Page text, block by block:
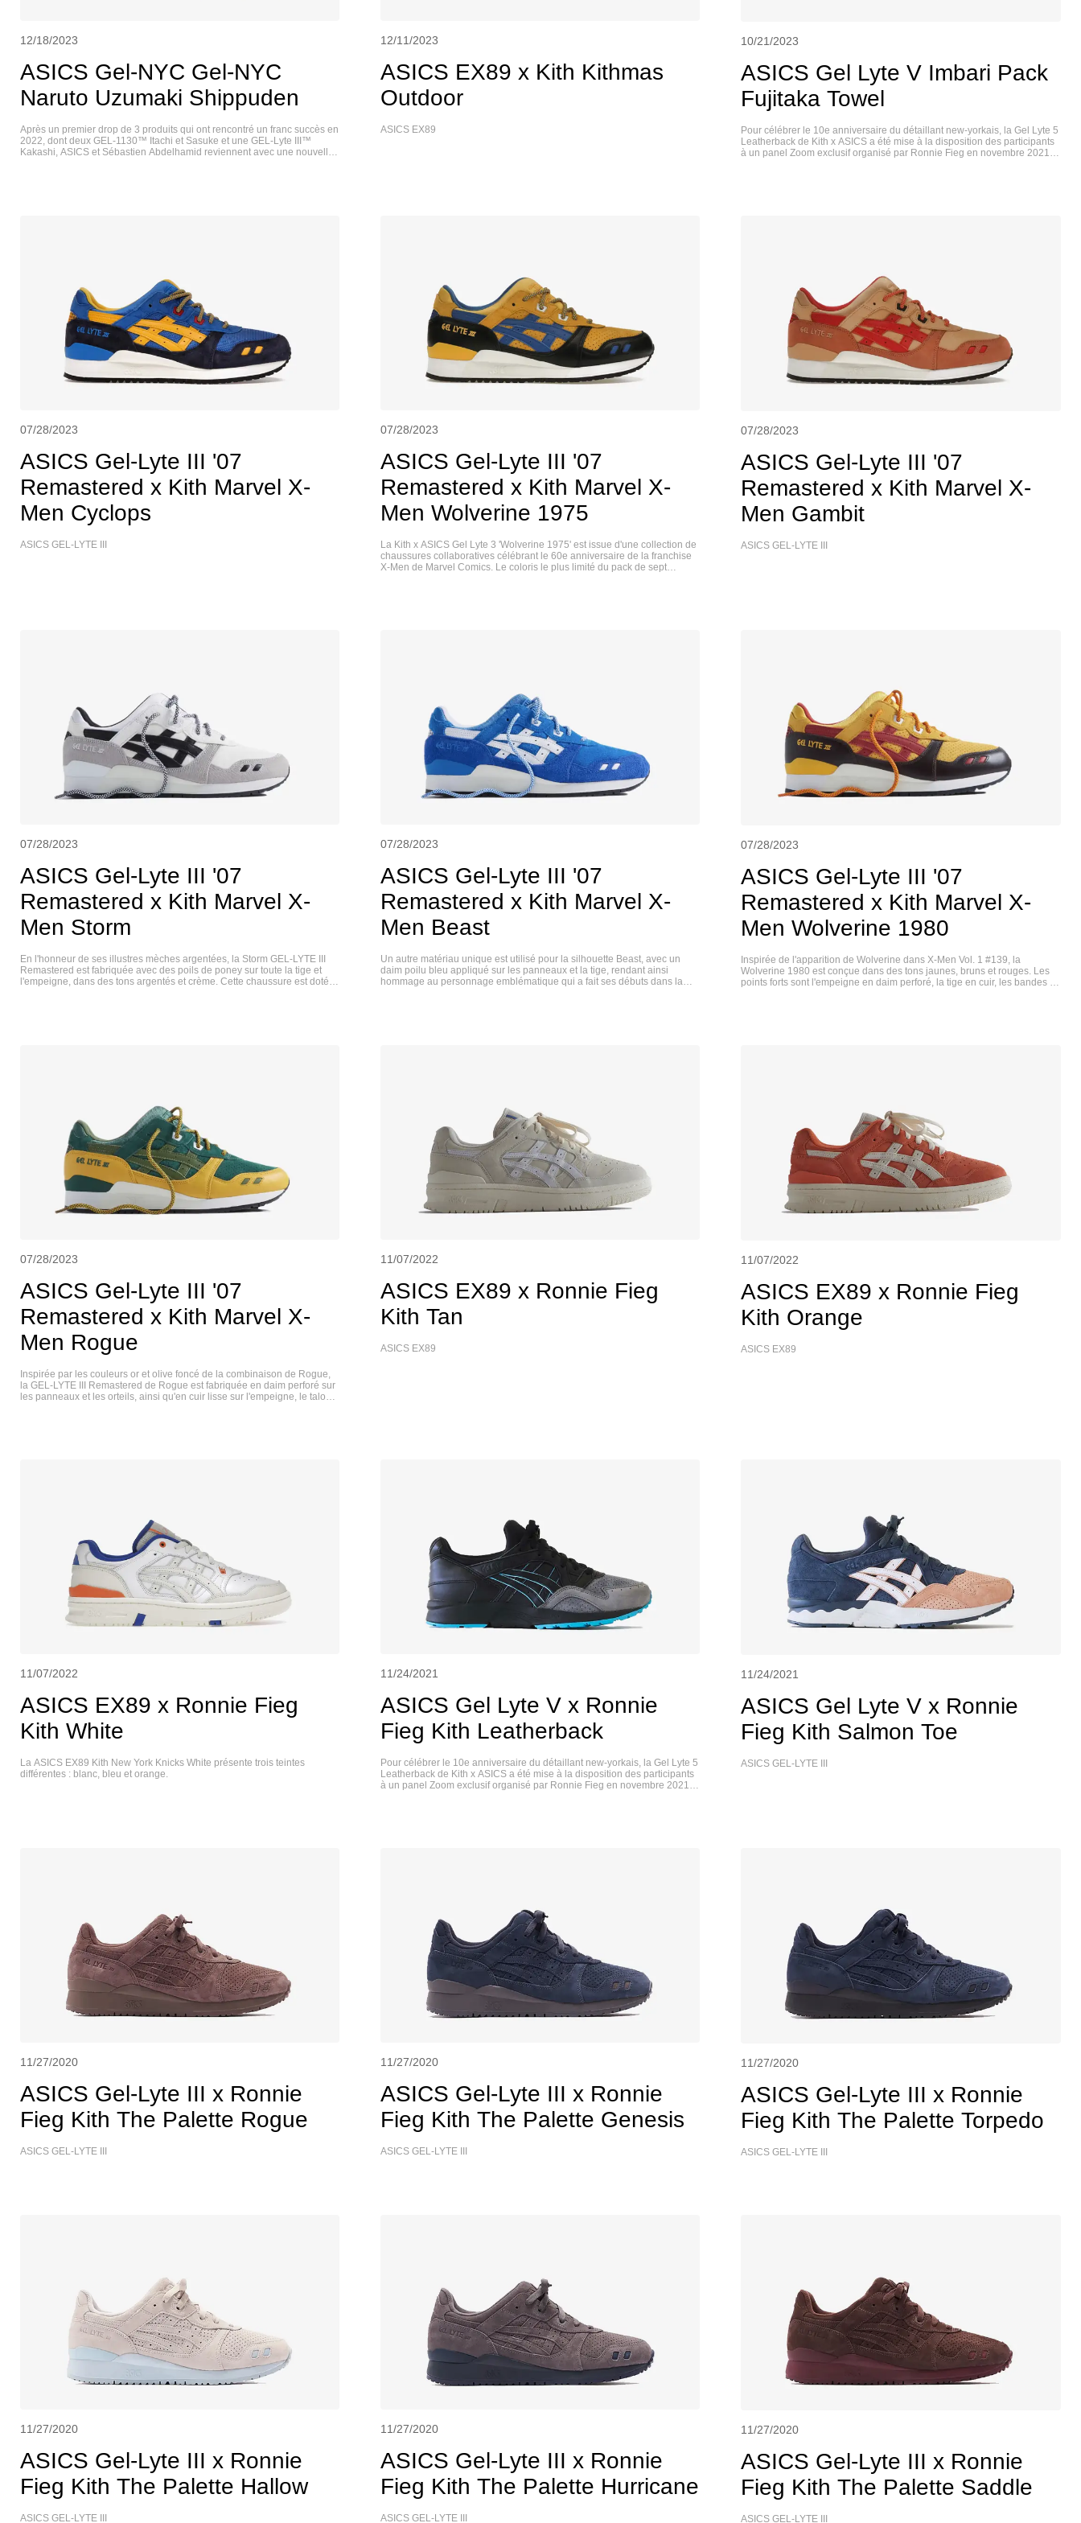
12/18/2023
ASICS Gel-NYC Gel-NYC
Naruto Uzumaki Shippuden
Après un premier drop de 3 produits qui ont rencontré un franc succès en
2022, dont deux GEL-1130™ Itachi et Sasuke et une GEL-Lyte III™
Kakashi, ASICS et Sébastien Abdelhamid reviennent avec une nouvelle
12/11/2023
ASICS EX89 x Kith Kithmas
Outdoor
ASICS EX89
10/21/2023
ASICS Gel Lyte V Imbari Pack
Fujitaka Towel
Pour célébrer le 10e anniversaire du détaillant new-yorkais, la Gel Lyte 5
Leatherback de Kith x ASICS a été mise à la disposition des participants
à un panel Zoom exclusif organisé par Ronnie Fieg en novembre 2021,
07/28/2023
ASICS Gel-Lyte III '07
Remastered x Kith Marvel X-
Men Cyclops
ASICS GEL-LYTE III
07/28/2023
ASICS Gel-Lyte III '07
Remastered x Kith Marvel X-
Men Wolverine 1975
La Kith x ASICS Gel Lyte 3 'Wolverine 1975' est issue d'une collection de
chaussures collaboratives célébrant le 60e anniversaire de la franchise
X-Men de Marvel Comics. Le coloris le plus limité du pack de sept
07/28/2023
ASICS Gel-Lyte III '07
Remastered x Kith Marvel X-
Men Gambit
ASICS GEL-LYTE III
07/28/2023
ASICS Gel-Lyte III '07
Remastered x Kith Marvel X-
Men Storm
En l'honneur de ses illustres mèches argentées, la Storm GEL-LYTE III
Remastered est fabriquée avec des poils de poney sur toute la tige et
l'empeigne, dans des tons argentés et crème. Cette chaussure est dotée
07/28/2023
ASICS Gel-Lyte III '07
Remastered x Kith Marvel X-
Men Beast
Un autre matériau unique est utilisé pour la silhouette Beast, avec un
daim poilu bleu appliqué sur les panneaux et la tige, rendant ainsi
hommage au personnage emblématique qui a fait ses débuts dans la
07/28/2023
ASICS Gel-Lyte III '07
Remastered x Kith Marvel X-
Men Wolverine 1980
Inspirée de l'apparition de Wolverine dans X-Men Vol. 1 #139, la
Wolverine 1980 est conçue dans des tons jaunes, bruns et rouges. Les
points forts sont l'empeigne en daim perforé, la tige en cuir, les bandes de
07/28/2023
ASICS Gel-Lyte III '07
Remastered x Kith Marvel X-
Men Rogue
Inspirée par les couleurs or et olive foncé de la combinaison de Rogue,
la GEL-LYTE III Remastered de Rogue est fabriquée en daim perforé sur
les panneaux et les orteils, ainsi qu'en cuir lisse sur l'empeigne, le talon
11/07/2022
ASICS EX89 x Ronnie Fieg
Kith Tan
ASICS EX89
11/07/2022
ASICS EX89 x Ronnie Fieg
Kith Orange
ASICS EX89
11/07/2022
ASICS EX89 x Ronnie Fieg
Kith White
La ASICS EX89 Kith New York Knicks White présente trois teintes
différentes : blanc, bleu et orange.
11/24/2021
ASICS Gel Lyte V x Ronnie
Fieg Kith Leatherback
Pour célébrer le 10e anniversaire du détaillant new-yorkais, la Gel Lyte 5
Leatherback de Kith x ASICS a été mise à la disposition des participants
à un panel Zoom exclusif organisé par Ronnie Fieg en novembre 2021,
11/24/2021
ASICS Gel Lyte V x Ronnie
Fieg Kith Salmon Toe
ASICS GEL-LYTE III
11/27/2020
ASICS Gel-Lyte III x Ronnie
Fieg Kith The Palette Rogue
ASICS GEL-LYTE III
11/27/2020
ASICS Gel-Lyte III x Ronnie
Fieg Kith The Palette Genesis
ASICS GEL-LYTE III
11/27/2020
ASICS Gel-Lyte III x Ronnie
Fieg Kith The Palette Torpedo
ASICS GEL-LYTE III
11/27/2020
ASICS Gel-Lyte III x Ronnie
Fieg Kith The Palette Hallow
ASICS GEL-LYTE III
11/27/2020
ASICS Gel-Lyte III x Ronnie
Fieg Kith The Palette Hurricane
ASICS GEL-LYTE III
11/27/2020
ASICS Gel-Lyte III x Ronnie
Fieg Kith The Palette Saddle
ASICS GEL-LYTE III